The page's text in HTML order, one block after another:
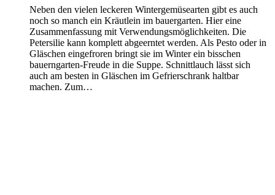
Neben den vielen leckeren Wintergemüsearten gibt es auch
noch so manch ein Kräutlein im bauergarten. Hier eine
Zusammenfassung mit Verwendungsmöglichkeiten. Die
Petersilie kann komplett abgeerntet werden. Als Pesto oder in
Gläschen eingefroren bringt sie im Winter ein bisschen
bauerngarten-Freude in die Suppe. Schnittlauch lässt sich
auch am besten in Gläschen im Gefrierschrank haltbar
machen. Zum…